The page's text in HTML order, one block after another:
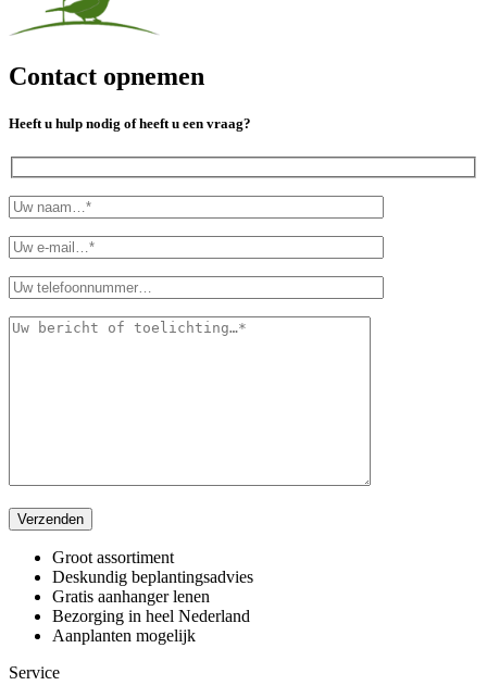
Contact opnemen
Heeft u hulp nodig of heeft u een vraag?
Verzenden
Groot assortiment
Deskundig beplantingsadvies
Gratis aanhanger lenen
Bezorging in heel Nederland
Aanplanten mogelijk
Service